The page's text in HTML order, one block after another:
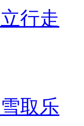
行走
取乐